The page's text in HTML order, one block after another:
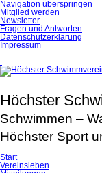
Navigation überspringen
Mitglied werden
Newsletter
Fragen und Antworten
Datenschutzerklärung
Impressum
Höchster
Schwimmen –
Höchster Sport
Start
Vereinsleben